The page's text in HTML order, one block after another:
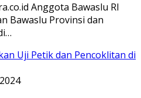
Anggota Bawaslu RI
Bawaslu Provinsi dan